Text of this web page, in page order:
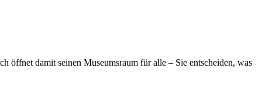
öffnet damit seinen Museumsraum für alle – Sie entscheiden, was